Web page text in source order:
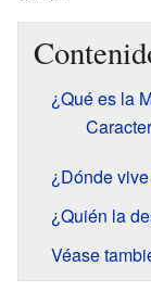
¿Qué es la
¿Dónde
¿Quién la
Véase